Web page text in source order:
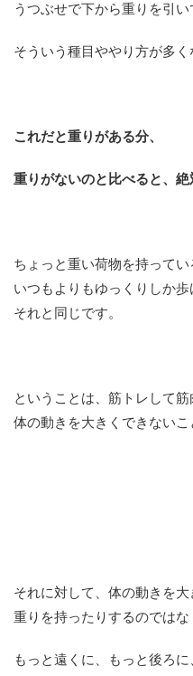
うつぶせで下から重りを引い
そういう種目ややり方が多く
これだと重りがある分、
重りがないのと比べると、絶
ちょっと重い荷物を持ってい
いつもよりもゆっくりしか歩
それと同じです。
ということは、筋トレして筋
体の動きを大きくできないこ
それに対して、体の動きを大
重りを持ったりするのではな
もっと遠くに、もっと後ろ